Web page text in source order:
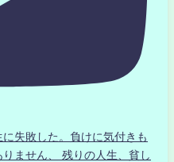
失敗した。負けに気付きも
ません、 残りの人生、貧し